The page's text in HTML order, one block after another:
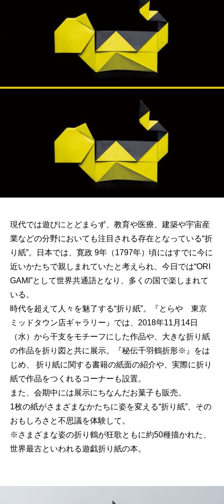
現代では遊びにとどまらず、教育や医療、建築や宇宙産
業などの分野においても注目される存在となっている“折
り紙”。日本では、寛政 9年（1797年）頃にはすでに今に
近いかたちで親しまれていたと考えられ、今日では“ORI
GAMI”として世界共通語となり、多くの国で楽しまれて
いる。
時代を超えて人々を魅了する“折り紙”。『とらや 東京
ミッドタウン店ギャラリー』では、2018年11月14日
（水）から干支をモチーフにした作品や、大きな折り紙
の作品を折り図と共に展示。『秘伝千羽鶴折形※』をは
じめ、 折り紙に関する書籍の紙面の紹介や、実際に折り
紙で作品をつくれるコーナーも設置。
また、会期中には展示にちなんだお菓子も販売。
1枚の紙がさまざまなかたちに姿を変える“折り紙”、その
おもしろさと不思議を体験して。
※さまざまな姿の折り鶴が狂歌ともに約50種描かれた、
世界最古といわれる遊戯折り紙の本。